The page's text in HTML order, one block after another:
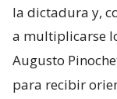
la dictadura y,
a multiplicarse
Augusto
para recibir